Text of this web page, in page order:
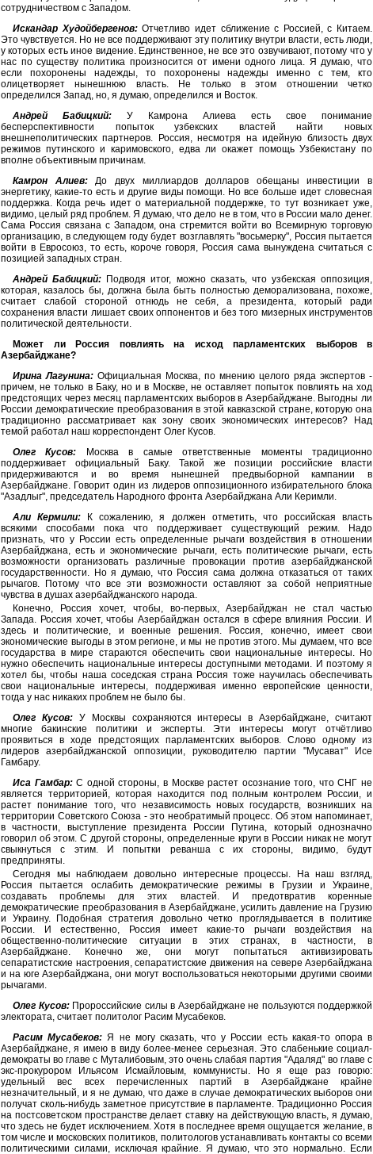
сотрудничеством с Западом.
Искандар Худойбергенов:Отчетливо идет сближение с Россией, с Китаем.
Это чувствуется. Но не все поддерживают эту политику внутри власти, есть люди,
у которых есть иное видение. Единственное, не все это озвучивают, потому что у
нас по существу политика произносится от имени одного лица. Я думаю, что
если похоронены надежды, то похоронены надежды именно с тем, кто
олицетворяет нынешнюю власть. Не только в этом отношении четко
определился Запад, но, я думаю, определился и Восток.
Андрей Бабицкий: У Камрона Алиева есть свое понимание
бесперспективности попыток узбекских властей найти новых
внешнеполитических партнеров. Россия, несмотря на идейную близость двух
режимов путинского и каримовского, едва ли окажет помощь Узбекистану по
вполне объективным причинам.
Камрон Алиев:До двух миллиардов долларов обещаны инвестиции в
энергетику, какие-то есть и другие виды помощи. Но все больше идет словесная
поддержка. Когда речь идет о материальной поддержке, то тут возникает уже,
видимо, целый ряд проблем. Я думаю, что дело не в том, что в России мало денег.
Сама Россия связана с Западом, она стремится войти во Всемирную торговую
организацию, в следующем году будет возглавлять "восьмерку", Россия пытается
войти в Евросоюз, то есть, короче говоря, Россия сама вынуждена считаться с
позицией западных стран.
Андрей Бабицкий: Подводя итог, можно сказать, что узбекская оппозиция,
которая, казалось бы, должна была быть полностью деморализована, похоже,
считает слабой стороной отнюдь не себя, а президента, который ради
сохранения власти лишает своих оппонентов и без того мизерных инструментов
политической деятельности.
Может ли Россия повлиять на исход парламентских выборов в
Азербайджане?
Ирина Лагунина: Официальная Москва, по мнению целого ряда экспертов -
причем, не только в Баку, но и в Москве, не оставляет попыток повлиять на ход
предстоящих через месяц парламентских выборов в Азербайджане. Выгодны ли
России демократические преобразования в этой кавказской стране, которую она
традиционно рассматривает как зону своих экономических интересов? Над
темой работал наш корреспондент Олег Кусов.
Олег Кусов: Москва в самые ответственные моменты традиционно
поддерживает официальный Баку. Такой же позиции российские власти
придерживаются и во время нынешней предвыборной кампании в
Азербайджане. Говорит один из лидеров оппозиционного избирательного блока
"Азадлыг", председатель Народного фронта Азербайджана Али Керимли.
Али Кермили: К сожалению, я должен отметить, что российская власть
всякими способами пока что поддерживает существующий режим. Надо
признать, что у России есть определенные рычаги воздействия в отношении
Азербайджана, есть и экономические рычаги, есть политические рычаги, есть
возможности организовать различные провокации против азербайджанской
государственности. Но я думаю, что Россия сама должна отказаться от таких
рычагов. Потому что все эти возможности оставляют за собой неприятные
чувства в душах азербайджанского народа.
Конечно, Россия хочет, чтобы, во-первых, Азербайджан не стал частью
Запада. Россия хочет, чтобы Азербайджан остался в сфере влияния России. И
здесь и политические, и военные решения. Россия, конечно, имеет свои
экономические выгоды в этом регионе, и мы не против этого. Мы думаем, что все
государства в мире стараются обеспечить свои национальные интересы. Но
нужно обеспечить национальные интересы доступными методами. И поэтому я
хотел бы, чтобы наша соседская страна Россия тоже научилась обеспечивать
свои национальные интересы, поддерживая именно европейские ценности,
тогда у нас никаких проблем не было бы.
Олег Кусов:У Москвы сохраняются интересы в Азербайджане, считают
многие бакинские политики и эксперты. Эти интересы могут отчётливо
проявиться в ходе предстоящих парламентских выборов. Слово одному из
лидеров азербайджанской оппозиции, руководителю партии "Мусават" Исе
Гамбару.
Иса Гамбар:С одной стороны, в Москве растет осознание того, что СНГ не
является территорией, которая находится под полным контролем России, и
растет понимание того, что независимость новых государств, возникших на
территории Советского Союза - это необратимый процесс. Об этом напоминает,
в частности, выступление президента России Путина, который однозначно
говорил об этом. С другой стороны, определенные круги в России никак не могут
свыкнуться с этим. И попытки реванша с их стороны, видимо, будут
предприняты.
Сегодня мы наблюдаем довольно интересные процессы. На наш взгляд,
Россия пытается ослабить демократические режимы в Грузии и Украине,
создавать проблемы для этих властей. И предотвратив коренные
демократические преобразования в Азербайджане, усилить давление на Грузию
и Украину. Подобная стратегия довольно четко проглядывается в политике
России. И естественно, Россия имеет какие-то рычаги воздействия на
общественно-политические ситуации в этих странах, в частности, в
Азербайджане. Конечно же, они могут попытаться активизировать
сепаратистские настроения, сепаратистские движения на севере Азербайджана
и на юге Азербайджана, они могут воспользоваться некоторыми другими своими
рычагами.
Олег Кусов:Пророссийские силы в Азербайджане не пользуются поддержкой
электората, считает политолог Расим Мусабеков.
Расим Мусабеков: Я не могу сказать, что у России есть какая-то опора в
Азербайджане, я имею в виду более-менее серьезная. Это слабенькие социал-
демократы во главе с Муталибовым, это очень слабая партия "Адаляд" во главе с
экс-прокурором Ильясом Исмайловым, коммунисты. Но я еще раз говорю:
удельный вес всех перечисленных партий в Азербайджане крайне
незначительный, и я не думаю, что даже в случае демократических выборов они
получат сколь-нибудь заметное присутствие в парламенте. Традиционно Россия
на постсоветском пространстве делает ставку на действующую власть, я думаю,
что здесь не будет исключением. Хотя в последнее время ощущается желание, в
том числе и московских политиков, политологов устанавливать контакты со всеми
политическими силами, исключая крайние. Я думаю, что это нормально. Если